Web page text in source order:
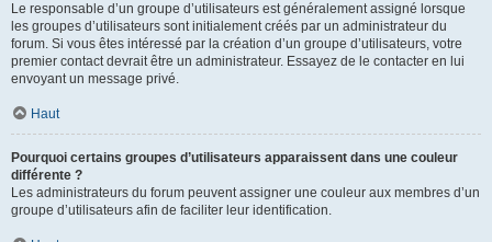
Le responsable d’un groupe d’utilisateurs est généralement assigné lorsque
les groupes d’utilisateurs sont initialement créés par un administrateur du
forum. Si vous êtes intéressé par la création d’un groupe d’utilisateurs, votre
premier contact devrait être un administrateur. Essayez de le contacter en lui
envoyant un message privé.
Haut
Pourquoi certains groupes d’utilisateurs apparaissent dans une couleur
différente ?
Les administrateurs du forum peuvent assigner une couleur aux membres d’un
groupe d’utilisateurs afin de faciliter leur identification.